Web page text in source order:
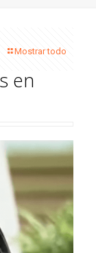
Mostrar todo
en